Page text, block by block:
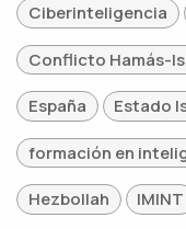
Ciberinteligencia
Conflicto Hamás-
España Estado
formación en
Hezbollah IMINT